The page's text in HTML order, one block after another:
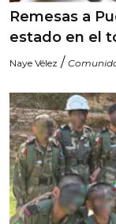
Remesas a
estado en el
Naye Vélez /